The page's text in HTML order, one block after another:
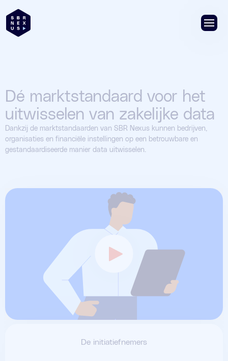
Dé marktstandaard voor het
uitwisselen van zakelijke data
Dankzij de marktstandaarden van SBR Nexus kunnen bedrijven,
organisaties en financiële instellingen op een betrouwbare en
gestandaardiseerde manier data uitwisselen.
De initiatiefnemers